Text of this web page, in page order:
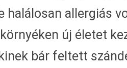
halálosan allergiás
új életet
bár feltett